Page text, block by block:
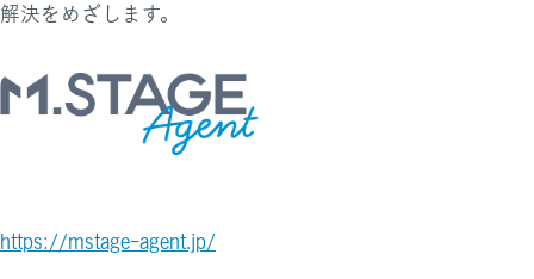
解決をめざします。
https://mstage-agent.jp/